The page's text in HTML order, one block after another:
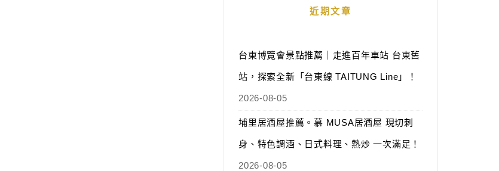
近期文章
台東博覽會景點推薦｜走進百年車站 台東舊
站，探索全新「台東線 TAITUNG Line」！
2026-08-05
埔里居酒屋推薦。慕 MUSA居酒屋 現切刺
身、特色調酒、日式料理、熱炒 一次滿足！
2026-08-05